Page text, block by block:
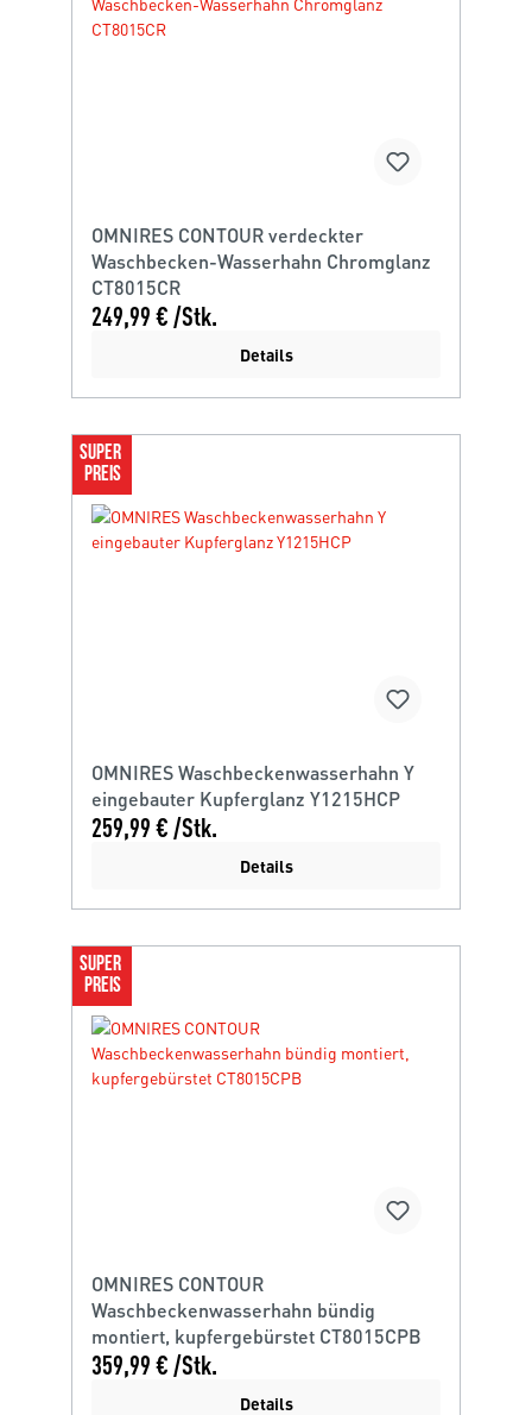
OMNIRES CONTOUR verdeckter
Waschbecken-Wasserhahn Chromglanz
CT8015CR
249,99 € /Stk.
Details
SUPER
PREIS
OMNIRES Waschbeckenwasserhahn Y
eingebauter Kupferglanz Y1215HCP
259,99 € /Stk.
Details
SUPER
PREIS
OMNIRES CONTOUR
Waschbeckenwasserhahn bündig
montiert, kupfergebürstet CT8015CPB
359,99 € /Stk.
Details